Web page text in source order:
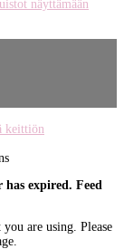
expired. Feed
are using. Please